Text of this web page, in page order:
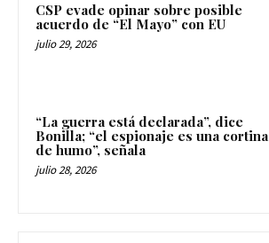
CSP evade opinar sobre posible
acuerdo de “El Mayo” con EU
julio 29, 2026
“La guerra está declarada”, dice
Bonilla; “el espionaje es una cortina
de humo”, señala
julio 28, 2026